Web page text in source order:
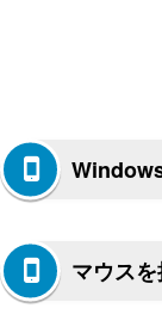
マウス